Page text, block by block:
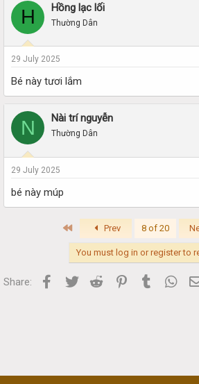
H Hồng lạc lối
Thường Dân
29 July 2025
Bé này tươi lắm
N Nài trí nguyễn
Thường Dân
29 July 2025
bé này múp
Prev 8 of 20
You must log in or register to
Share: Facebook
Twitter Reddit PinterestTumblr